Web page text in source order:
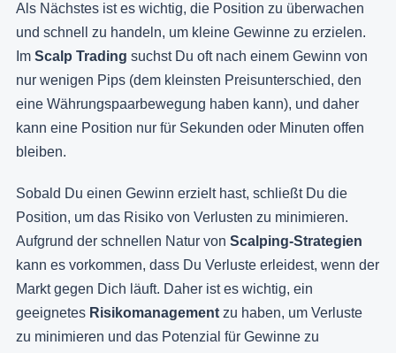
Als Nächstes ist es wichtig, die Position zu überwachen
und schnell zu handeln, um kleine Gewinne zu erzielen.
Im Scalp Trading suchst Du oft nach einem Gewinn von
nur wenigen Pips (dem kleinsten Preisunterschied, den
eine Währungspaarbewegung haben kann), und daher
kann eine Position nur für Sekunden oder Minuten offen
bleiben.
Sobald Du einen Gewinn erzielt hast, schließt Du die
Position, um das Risiko von Verlusten zu minimieren.
Aufgrund der schnellen Natur von Scalping-Strategien
kann es vorkommen, dass Du Verluste erleidest, wenn der
Markt gegen Dich läuft. Daher ist es wichtig, ein
geeignetes Risikomanagement zu haben, um Verluste
zu minimieren und das Potenzial für Gewinne zu